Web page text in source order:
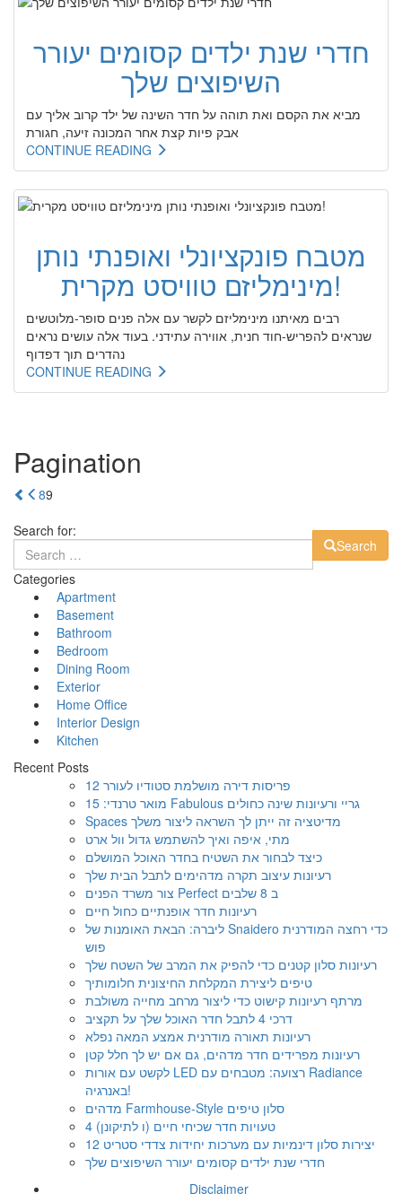
חדרי שנת ילדים קסומים יעורר
השיפוצים שלך
מביא את הקסם ואת תוהה על חדר השינה של ילד קרוב אליך עם
אבק פיות קצת אחר המכונה זיעה, חגורת
CONTINUE READING
מטבח פונקציונלי ואופנתי נותן
מינימליזם טוויסט מקרית!
רבים מאיתנו מינימליזם לקשר עם אלה פנים סופר-מלוטשים
שנראים להפריש-חוד חנית, אווירה עתידני. בעוד אלה עושים נראים
נהדרים תוך דפדוף
CONTINUE READING
Pagination
89
Search for:
Search
Categories
Apartment
Basement
Bathroom
Bedroom
Dining Room
Exterior
Home Office
Interior Design
Kitchen
Recent Posts
12 פריסות דירה מושלמת סטודיו לעורר
מואר טרנדי: 15 Fabulous גריי ורעיונות שינה כחולים
Spaces מדיטציה זה ייתן לך השראה ליצור משלך
מתי, איפה ואיך להשתמש גדול וול ארט
כיצד לבחור את השטיח בחדר האוכל המושלם
רעיונות עיצוב תקרה מדהימים לתבל הבית שלך
צור משרד הפנים Perfect ב 8 שלבים
רעיונות חדר אופנתיים כחול חיים
ליברה: הבאת האומנות של Snaidero כדי רחצה המודרנית
פוש
רעיונות סלון קטנים כדי להפיק את המרב של השטח שלך
טיפים ליצירת המקלחת החיצונית חלומותיך
מרתף רעיונות קישוט כדי ליצור מרחב מחייה משולבת
דרכי 4 לתבל חדר האוכל שלך על תקציב
רעיונות תאורה מודרנית אמצע המאה נפלא
רעיונות מפרידים חדר מדהים, גם אם יש לך חלל קטן
לקשט עם אורות LED רצועה: מטבחים עם Radiance
באנרגיה!
מדהים Farmhouse-Style סלון טיפים
4 טעויות חדר שכיחי חיים (ו לתיקונן)
12 יצירות סלון דינמיות עם מערכות יחידות צדדי סטריט
חדרי שנת ילדים קסומים יעורר השיפוצים שלך
Disclaimer